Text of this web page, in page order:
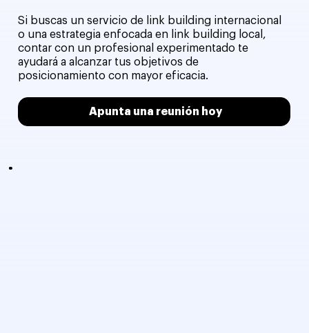
Si buscas un servicio de link building internacional
o una estrategia enfocada en link building local,
contar con un profesional experimentado te
ayudará a alcanzar tus objetivos de
posicionamiento con mayor eficacia.
Apunta una reunión hoy